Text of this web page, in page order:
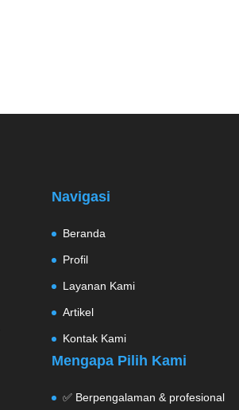
Navigasi
Beranda
Profil
Layanan Kami
Artikel
Kontak Kami
Mengapa Pilih Kami
✅ Berpengalaman & profesional